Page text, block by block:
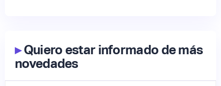
▸Quiero estar informado de más
novedades